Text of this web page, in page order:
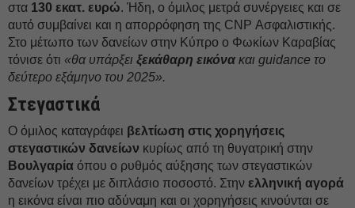
στα 130 εκατ. ευρώ. Ήδη, ο όμιλος μετρά συνέργειες και σε
αυτό συμβαίνει και η απορρόφηση της CNP Ασφαλιστικής.
Στο μέτωπο των δανείων στην Κύπρο ο Φωκίων Καραβίας
τόνισε ότι «θα υπάρξει ξεκάθαρη εικόνα και guidance το
δεύτερο εξάμηνο του 2025».
Στεγαστικά
Ο όμιλος καταγράφει βελτίωση στις χορηγήσεις
στεγαστικών δανείων κυρίως από τη θυγατρική στην
Βουλγαρία όπου ο ρυθμός αύξησης των στεγαστικών
δανείων τρέχει με διπλάσιο ποσοστό. Στην ελληνική αγορά
η εικόνα είναι πιο αδύναμη και οι χορηγήσεις κινούνται σε